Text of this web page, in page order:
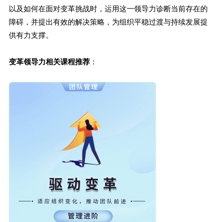
以及如何在面对变革挑战时，运用这一领导力诊断当前存在的
障碍，并提出有效的解决策略，为组织平稳过渡与持续发展提
供有力支撑。
变革领导力相关课程推荐：